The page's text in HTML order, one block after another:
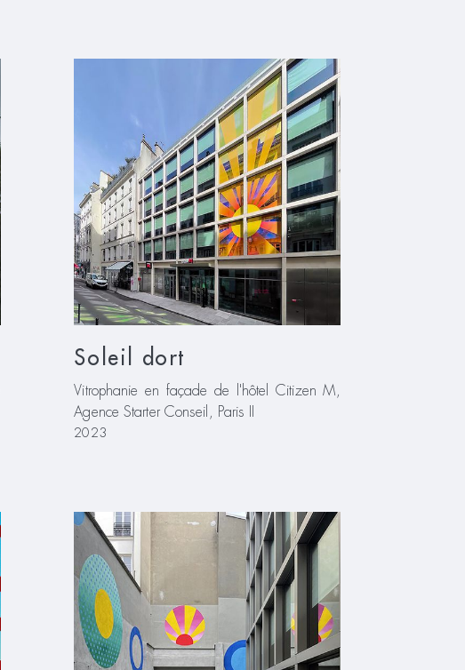
Soleil dort
Vitrophanie en façade de l'hôtel Citizen M,
Agence Starter Conseil, Paris II
2023